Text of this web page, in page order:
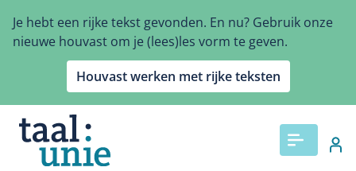
en
naar
gaan
Je hebt een rijke tekst gevonden. En nu? Gebruik onze
nieuwe houvast om je (lees)les vorm te geven.
Houvast werken met rijke teksten